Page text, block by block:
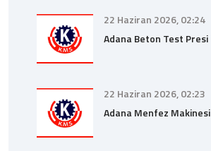
22 Haziran 2026, 02:24
Adana Beton Test Presi
22 Haziran 2026, 02:23
Adana Menfez Makinesi